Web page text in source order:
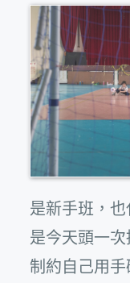
是新手班，
是今天頭一
制約自己用